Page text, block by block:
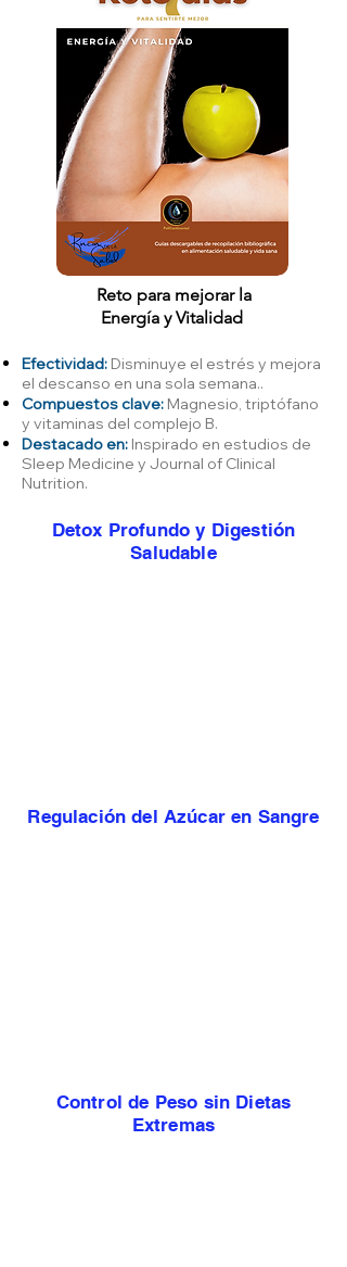
Reto para mejorar la
Energía y Vitalidad
Efectividad: Disminuye el estrés y mejora
el descanso en una sola semana..
Compuestos clave: Magnesio, triptófano
y vitaminas del complejo B.
Destacado en: Inspirado en estudios de
Sleep Medicine y Journal of Clinical
Nutrition.
Detox Profundo y Digestión
Saludable
Regulación del Azúcar en Sangre
Control de Peso sin Dietas
Extremas